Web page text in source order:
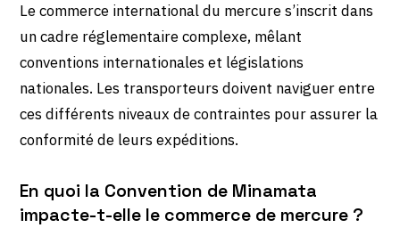
Le commerce international du mercure s’inscrit dans
un cadre réglementaire complexe, mêlant
conventions internationales et législations
nationales. Les transporteurs doivent naviguer entre
ces différents niveaux de contraintes pour assurer la
conformité de leurs expéditions.
En quoi la Convention de Minamata
impacte-t-elle le commerce de mercure ?